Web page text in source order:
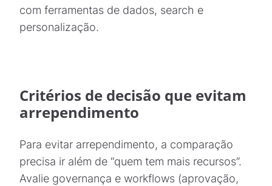
com ferramentas de dados, search e
personalização.
Critérios de decisão que evitam
arrependimento
Para evitar arrependimento, a comparação
precisa ir além de “quem tem mais recursos”.
Avalie governança e workflows (aprovação,